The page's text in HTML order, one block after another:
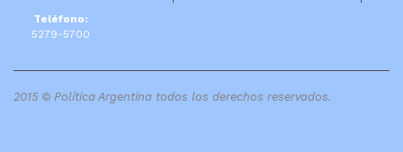
Teléfono:
5279-5700
2015 © Política Argentina todos los derechos reservados.